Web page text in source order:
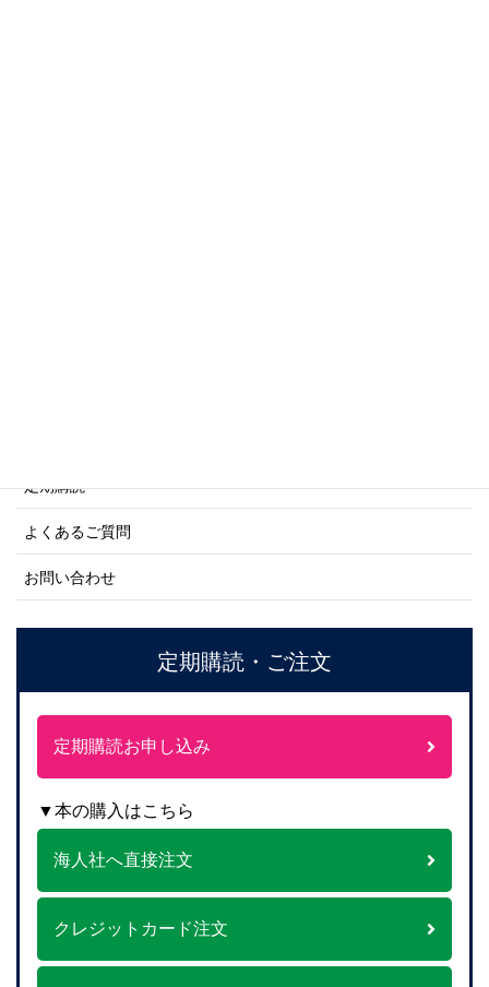
定期購読
よくあるご質問
お問い合わせ
定期購読・ご注文
定期購読お申し込み
▼本の購入はこちら
海人社へ直接注文
クレジットカード注文